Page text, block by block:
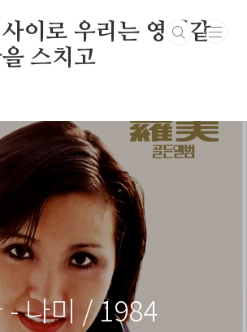
이로 우리는 영원같
스치고
- 나미 / 1984